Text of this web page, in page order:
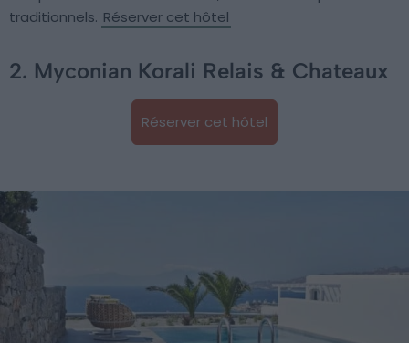
traditionnels. Réserver cet hôtel
2. Myconian Korali Relais & Chateaux
Réserver cet hôtel